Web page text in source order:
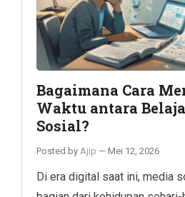
Bagaimana Cara
Waktu antara
Sosial?
Posted by Ajip — Mei 12, 2026
Di era digital saat ini, media